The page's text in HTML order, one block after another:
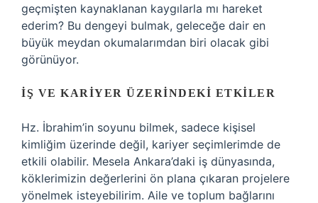
geçmişten kaynaklanan kaygılarla mı hareket
ederim? Bu dengeyi bulmak, geleceğe dair en
büyük meydan okumalarımdan biri olacak gibi
görünüyor.
İŞ VE KARIYER ÜZERINDEKI ETKILER
Hz. İbrahim’in soyunu bilmek, sadece kişisel
kimliğim üzerinde değil, kariyer seçimlerimde de
etkili olabilir. Mesela Ankara’daki iş dünyasında,
köklerimizin değerlerini ön plana çıkaran projelere
yönelmek isteyebilirim. Aile ve toplum bağlarını